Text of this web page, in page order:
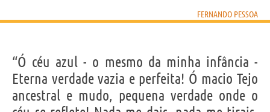
FERNANDO PESSOA
“Ó céu azul - o mesmo da minha infância -
Eterna verdade vazia e perfeita! Ó macio Tejo
ancestral e mudo, pequena verdade onde o